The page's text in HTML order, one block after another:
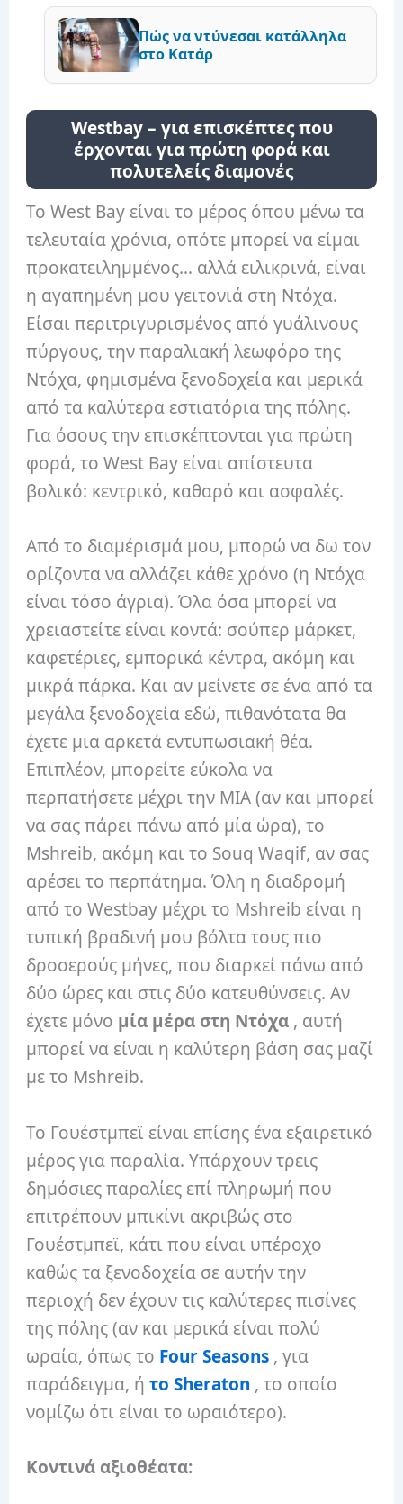
Πώς να ντύνεσαι κατάλληλα
στο Κατάρ
Westbay – για επισκέπτες που
έρχονται για πρώτη φορά και
πολυτελείς διαμονές
Το West Bay είναι το μέρος όπου μένω τα
τελευταία χρόνια, οπότε μπορεί να είμαι
προκατειλημμένος… αλλά ειλικρινά, είναι
η αγαπημένη μου γειτονιά στη Ντόχα.
Είσαι περιτριγυρισμένος από γυάλινους
πύργους, την παραλιακή λεωφόρο της
Ντόχα, φημισμένα ξενοδοχεία και μερικά
από τα καλύτερα εστιατόρια της πόλης.
Για όσους την επισκέπτονται για πρώτη
φορά, το West Bay είναι απίστευτα
βολικό: κεντρικό, καθαρό και ασφαλές.
Από το διαμέρισμά μου, μπορώ να δω τον
ορίζοντα να αλλάζει κάθε χρόνο (η Ντόχα
είναι τόσο άγρια). Όλα όσα μπορεί να
χρειαστείτε είναι κοντά: σούπερ μάρκετ,
καφετέριες, εμπορικά κέντρα, ακόμη και
μικρά πάρκα. Και αν μείνετε σε ένα από τα
μεγάλα ξενοδοχεία εδώ, πιθανότατα θα
έχετε μια αρκετά εντυπωσιακή θέα.
Επιπλέον, μπορείτε εύκολα να
περπατήσετε μέχρι την MIA (αν και μπορεί
να σας πάρει πάνω από μία ώρα), το
Mshreib, ακόμη και το Souq Waqif, αν σας
αρέσει το περπάτημα. Όλη η διαδρομή
από το Westbay μέχρι το Mshreib είναι η
τυπική βραδινή μου βόλτα τους πιο
δροσερούς μήνες, που διαρκεί πάνω από
δύο ώρες και στις δύο κατευθύνσεις. Αν
έχετε μόνο μία μέρα στη Ντόχα , αυτή
μπορεί να είναι η καλύτερη βάση σας μαζί
με το Mshreib.
Το Γουέστμπεϊ είναι επίσης ένα εξαιρετικό
μέρος για παραλία. Υπάρχουν τρεις
δημόσιες παραλίες επί πληρωμή που
επιτρέπουν μπικίνι ακριβώς στο
Γουέστμπεϊ, κάτι που είναι υπέροχο
καθώς τα ξενοδοχεία σε αυτήν την
περιοχή δεν έχουν τις καλύτερες πισίνες
της πόλης (αν και μερικά είναι πολύ
ωραία, όπως το Four Seasons , για
παράδειγμα, ήτο Sheraton , το οποίο
νομίζω ότι είναι το ωραιότερο).
Κοντινά αξιοθέατα: